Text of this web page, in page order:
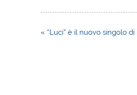
Navigazione
« “Luci” è il nuovo singolo